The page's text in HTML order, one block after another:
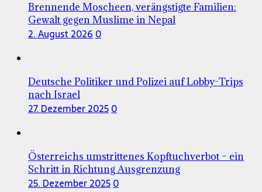
Brennende Moscheen, verängstigte Familien:
Gewalt gegen Muslime in Nepal
2. August 20260
Deutsche Politiker und Polizei auf Lobby-Trips
nach Israel
27. Dezember 20250
Österreichs umstrittenes Kopftuchverbot – ein
Schritt in Richtung Ausgrenzung
25. Dezember 20250